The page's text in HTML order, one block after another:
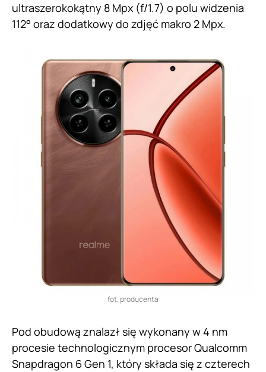
ultraszerokokątny 8 Mpx (f/1.7) o polu widzenia
112° oraz dodatkowy do zdjęć makro 2 Mpx.
fot. producenta
Pod obudową znalazł się wykonany w 4 nm
procesie technologicznym procesor Qualcomm
Snapdragon 6 Gen 1, który składa się z czterech